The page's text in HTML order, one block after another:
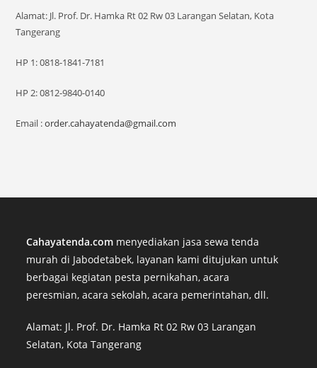
Alamat: Jl. Prof. Dr. Hamka Rt 02 Rw 03 Larangan Selatan, Kota
Tangerang
HP 1: 0818-1841-7181
HP 2: 0812-9840-0140
Email :order.cahayatenda@gmail.com
Cahayatenda.com menyediakan jasa sewa tenda
murah di Jabodetabek, layanan kami ditujukan untuk
berbagai kegiatan pesta pernikahan, acara
peresmian, acara sekolah, acara pemerintahan, dll.
Alamat: Jl. Prof. Dr. Hamka Rt 02 Rw 03 Larangan
Selatan, Kota Tangerang